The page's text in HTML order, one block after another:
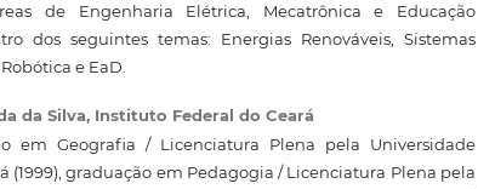
de Engenharia Elétrica, Mecatrônica e Educação
dos seguintes temas: Energias Renováveis, Sistemas
e EaD.
da Silva, Instituto Federal do Ceará
em Geografia / Licenciatura Plena pela Universidade
(1999), graduação em Pedagogia / Licenciatura Plena pela